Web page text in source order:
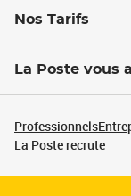
Nos Tarifs
La Poste vous
Professionnels
La Poste recrute